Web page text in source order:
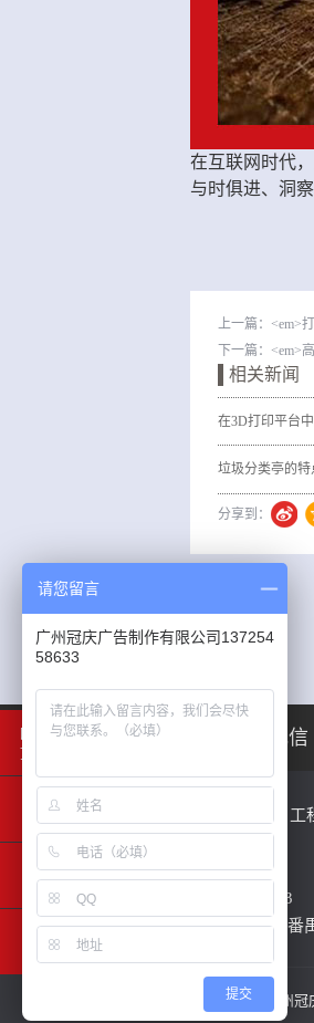
在互联网时代
与时俱进、洞
上一篇： <em>
下一篇： <em>
相关新闻
在3D打印平台
获得130万欧元
垃圾分类亭的特
友情链接： 中国电信
工
电话：86 020 84200424
移动电话：13725458633
地址：中国 广东 广州市番
Copyright ©2019 - 2020 广州
请您留言
广州冠庆广告制作有限公司137254
58633
提交